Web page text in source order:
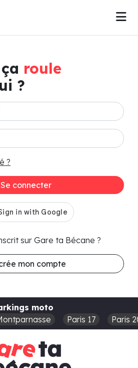
roule
?
?
Se connecter
sur Gare ta Bécane ?
mon compte
moto
Paris 17 Paris